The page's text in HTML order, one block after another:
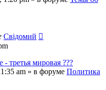
Свідомий
третья мировая ???
am » в форуме Политика